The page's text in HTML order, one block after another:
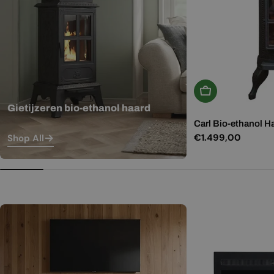
Gietijzeren bio-ethanol haard
Shop All
In Winkelwagen
Carl Bio-ethanol
Normale
€1.499,00